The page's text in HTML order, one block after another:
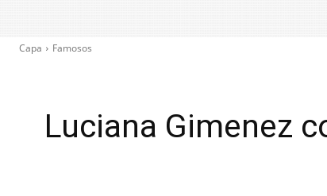
Capa Famosos
Luciana Gimenez